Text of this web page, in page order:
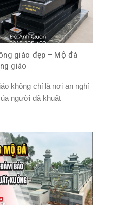
giáo đẹp – Mộ đá
giáo
không chỉ là nơi an nghỉ
người đã khuất